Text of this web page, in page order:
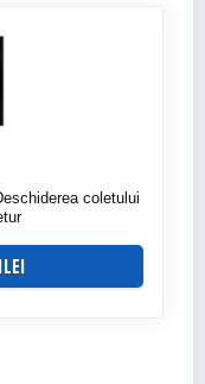
coletului